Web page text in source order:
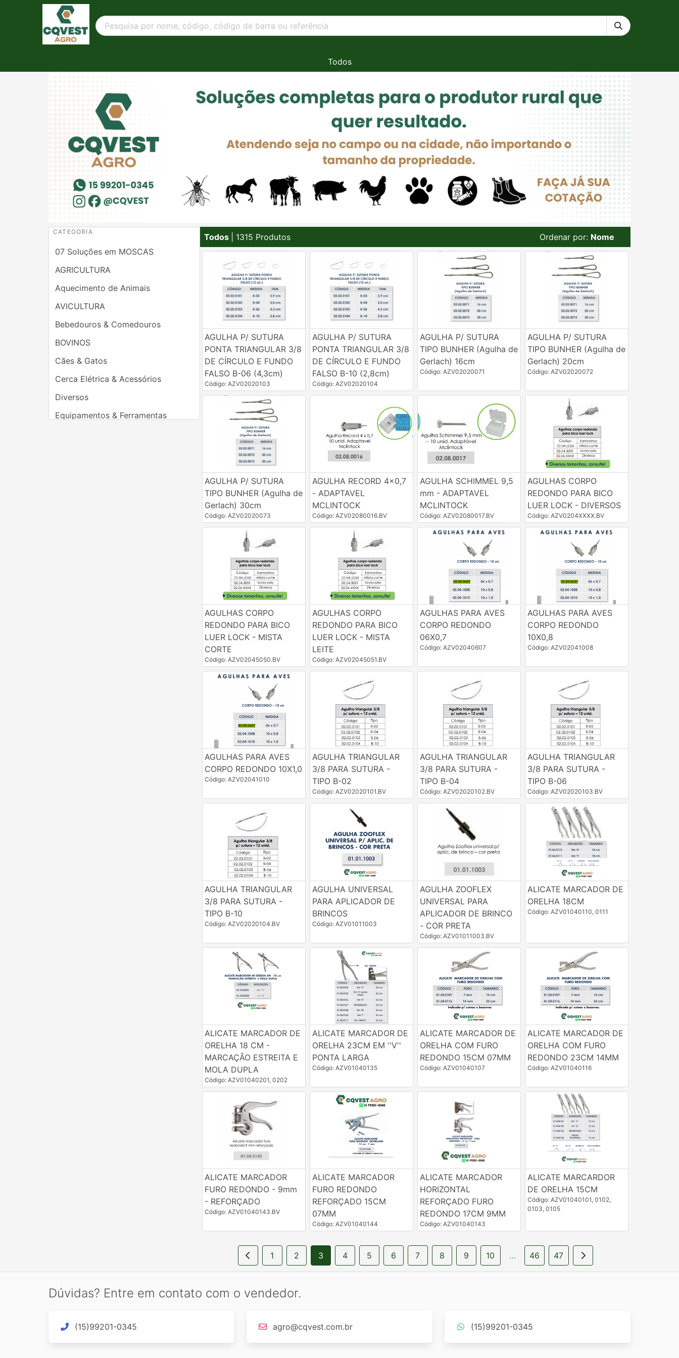
Todos
CATEGORIA
07 Soluções em MOSCAS
AGRICULTURA
Aquecimento de Animais
AVICULTURA
Bebedouros & Comedouros
BOVINOS
Cães & Gatos
Cerca Elétrica & Acessórios
Diversos
Equipamentos & Ferramentas
Todos | 1315 Produtos Ordenar por: Nome
AGULHA P/ SUTURA
PONTA TRIANGULAR 3/8
DE CÍRCULO E FUNDO
FALSO B-06 (4,3cm)
Código: AZV02020103
AGULHA P/ SUTURA
PONTA TRIANGULAR 3/8
DE CÍRCULO E FUNDO
FALSO B-10 (2,8cm)
Código: AZV02020104
AGULHA P/ SUTURA
TIPO BUNHER (Agulha de
Gerlach) 16cm
Código: AZV02020071
AGULHA P/ SUTURA
TIPO BUNHER (Agulha de
Gerlach) 20cm
Código: AZV02020072
AGULHA P/ SUTURA
TIPO BUNHER (Agulha de
Gerlach) 30cm
Código: AZV02020073
AGULHA RECORD 4x0,7
- ADAPTAVEL
MCLINTOCK
Código: AZV02080016.BV
AGULHA SCHIMMEL 9,5
mm - ADAPTAVEL
MCLINTOCK
Código: AZV02080017.BV
AGULHAS CORPO
REDONDO PARA BICO
LUER LOCK - DIVERSOS
Código: AZV0204XXXX.BV
AGULHAS CORPO
REDONDO PARA BICO
LUER LOCK - MISTA
CORTE
Código: AZV02045050.BV
AGULHAS CORPO
REDONDO PARA BICO
LUER LOCK - MISTA
LEITE
Código: AZV02045051.BV
AGULHAS PARA AVES
CORPO REDONDO
06X0,7
Código: AZV02040607
AGULHAS PARA AVES
CORPO REDONDO
10X0,8
Código: AZV02041008
AGULHAS PARA AVES
CORPO REDONDO 10X1,0
Código: AZV02041010
AGULHA TRIANGULAR
3/8 PARA SUTURA -
TIPO B-02
Código: AZV02020101.BV
AGULHA TRIANGULAR
3/8 PARA SUTURA -
TIPO B-04
Código: AZV02020102.BV
AGULHA TRIANGULAR
3/8 PARA SUTURA -
TIPO B-06
Código: AZV02020103.BV
AGULHA TRIANGULAR
3/8 PARA SUTURA -
TIPO B-10
Código: AZV02020104.BV
AGULHA UNIVERSAL
PARA APLICADOR DE
BRINCOS
Código: AZV01011003
AGULHA ZOOFLEX
UNIVERSAL PARA
APLICADOR DE BRINCO
- COR PRETA
Código: AZV01011003.BV
ALICATE MARCADOR DE
ORELHA 18CM
Código: AZV01040110, 0111
ALICATE MARCADOR DE
ORELHA 18 CM -
MARCAÇÃO ESTREITA E
MOLA DUPLA
Código: AZV01040201, 0202
ALICATE MARCADOR DE
ORELHA 23CM EM ''V''
PONTA LARGA
Código: AZV01040135
ALICATE MARCADOR DE
ORELHA COM FURO
REDONDO 15CM 07MM
Código: AZV01040107
ALICATE MARCADOR DE
ORELHA COM FURO
REDONDO 23CM 14MM
Código: AZV01040116
ALICATE MARCADOR
FURO REDONDO - 9mm
- REFORÇADO
Código: AZV01040143.BV
ALICATE MARCADOR
FURO REDONDO
REFORÇADO 15CM
07MM
Código: AZV01040144
ALICATE MARCADOR
HORIZONTAL
REFORÇADO FURO
REDONDO 17CM 9MM
Código: AZV01040143
ALICATE MARCARDOR
DE ORELHA 15CM
Código: AZV01040101, 0102,
0103, 0105
1 2 3 4 5 6 7 8 9 10 … 46 47
Dúvidas? Entre em contato com o vendedor.
(15)99201-0345 agro@cqvest.com.br (15)99201-0345